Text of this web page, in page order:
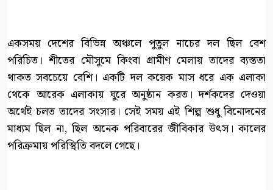
একসময় দেশের বিভিন্ন অঞ্চলে পুতুল নাচের দল ছিল বেশ
পরিচিত। শীতের মৌসুমে কিংবা গ্রামীণ মেলায় তাদের ব্যস্ততা
থাকত সবচেয়ে বেশি। একটি দল কয়েক মাস ধরে এক এলাকা
থেকে আরেক এলাকায় ঘুরে অনুষ্ঠান করত। দর্শকদের দেওয়া
অর্থেই চলত তাদের সংসার। সেই সময় এই শিল্প শুধু বিনোদনের
মাধ্যম ছিল না, ছিল অনেক পরিবারের জীবিকার উৎস। কালের
পরিক্রমায় পরিস্থিতি বদলে গেছে।